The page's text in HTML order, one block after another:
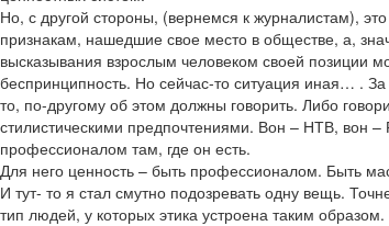
Но, с другой стороны, (вернемся к журналистам),
признакам, нашедшие свое место в обществе, а,
высказывания взрослым человеком своей позиции
беспринципность. Но сейчас-то ситуация иная… .
то, по-другому об этом должны говорить. Либо
стилистическими предпочтениями. Вон – НТВ, вон –
профессионалом там, где он есть.
Для него ценность – быть профессионалом. Быть
И тут- то я стал смутно подозревать одну вещь.
тип людей, у которых этика устроена таким образом.